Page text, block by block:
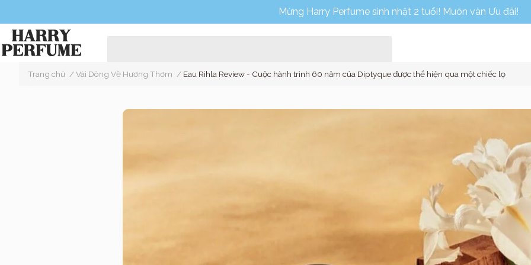
Mừng Harry Perfume sinh nhật 2 tuổi! Muôn vàn Ưu đãi!
Trang chủ /Vài Dòng Về Hương Thơm / Eau Rihla Review - Cuộc hành trình 60 năm của Diptyque được thể hiện qua một chiếc lọ